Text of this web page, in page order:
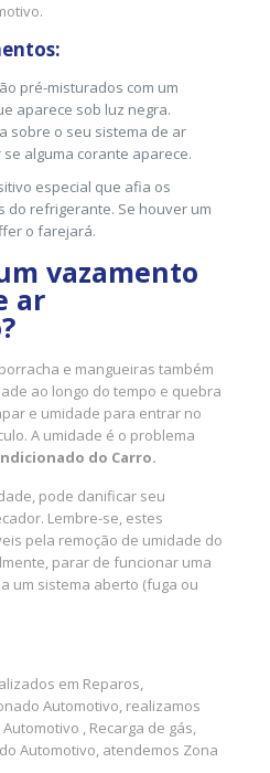
pré-misturados com um
aparece sob luz negra.
sobre o seu sistema de ar
alguma corante aparece.
especial que afia os
do refrigerante. Se houver um
o farejará.
vazamento
ar
e mangueiras também
ao longo do tempo e quebra
e umidade para entrar no
A umidade é o problema
do Carro.
pode danificar seu
Lembre-se, estes
pela remoção de umidade do
parar de funcionar uma
um sistema aberto (fuga ou
em Reparos,
Automotivo, realizamos
, Recarga de gás,
Automotivo, atendemos Zona